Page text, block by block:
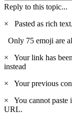
Reply to this topic...
×
Pasted as rich
Only 75 emoji are
×
Your link has
instead
×
Your previous
×
You cannot paste
URL.